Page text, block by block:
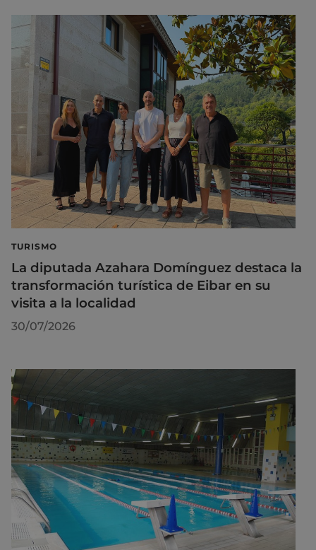
TURISMO
La diputada Azahara Domínguez destaca la
transformación turística de Eibar en su
visita a la localidad
30/07/2026